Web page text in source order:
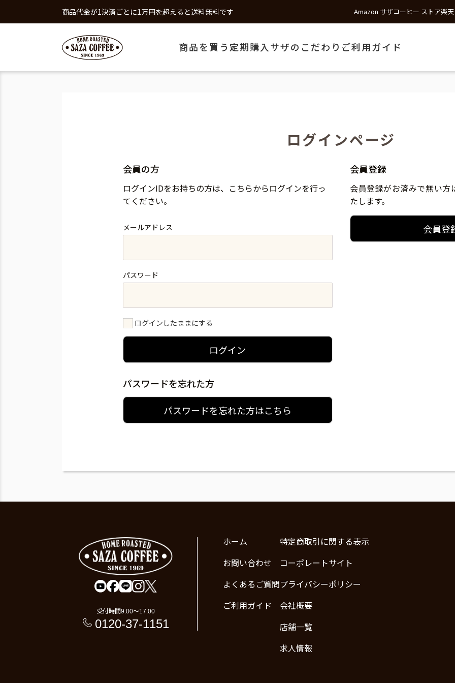
商品代金が1決済ごとに1万円を超えると送料無料です Amazon サザコーヒー ストア楽
商品を買う 定期購入 サザのこだわり ご利用ガイド
ログインページ
会員の方
ログインIDをお持ちの方は、こちらからログインを行っ
てください。
メールアドレス
パスワード
ログインしたままにする
ログイン
パスワードを忘れた方
パスワードを忘れた方はこちら
会員登録
会員登録がお済みで無い
たします。
会員登
受付時間9:00〜17:00
0120-37-1151
ホーム
お問い合わせ
よくあるご質問
ご利用ガイド
特定商取引に関する表示
コーポレートサイト
プライバシーポリシー
会社概要
店舗一覧
求人情報